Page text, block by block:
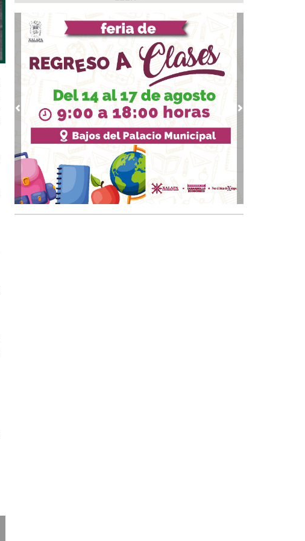
empleos
Ago 07, 2026 / 12:49
Localizan e inhabilitan dos tomas clandestinas y
desmantelan cámaras de vigilancia irregulares en
Tuxpan
Ago 07, 2026 / 11:52
Cerveza: cinco siglos de historia en nuestro país
Ago 07, 2026 / 11:24
UMAE del IMSS Veracruz operó con éxito a
paciente con hernia diafragmática gigante
Ago 07, 2026 / 11:13
Alcaldesa suplente de Ixhuatlán del Sureste dice
no tener contacto con edil desaforado
Ago 07, 2026 / 10:50
Se le suman más homicidios a un peligroso
delincuente en Papantla
Previous Next